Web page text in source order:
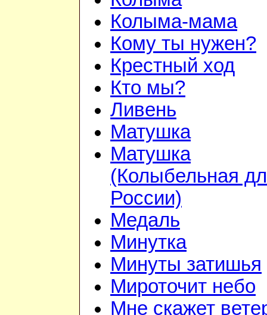
Колыма-мама
Кому ты нужен?
Крестный ход
Кто мы?
Ливень
Матушка
Матушка
(Колыбельная
России)
Медаль
Минутка
Минуты затишья
Мироточит небо
Мне скажет